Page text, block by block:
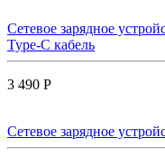
Сетевое зарядное
Type-C кабель
3 490 Р
Сетевое зарядное